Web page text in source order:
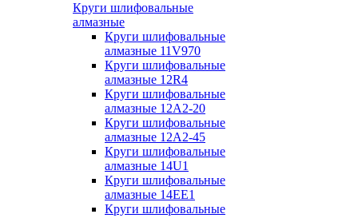
Круги шлифовальные
алмазные
Круги шлифовальные
алмазные 11V970
Круги шлифовальные
алмазные 12R4
Круги шлифовальные
алмазные 12А2-20
Круги шлифовальные
алмазные 12А2-45
Круги шлифовальные
алмазные 14U1
Круги шлифовальные
алмазные 14ЕЕ1
Круги шлифовальные